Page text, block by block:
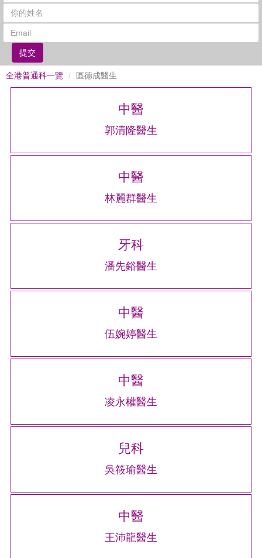
提交
全港普通科一覽 區德成醫生
中醫
郭清隆醫生
中醫
林麗群醫生
牙科
潘先鋊醫生
中醫
伍婉婷醫生
中醫
凌永權醫生
兒科
吳筱瑜醫生
中醫
王沛龍醫生